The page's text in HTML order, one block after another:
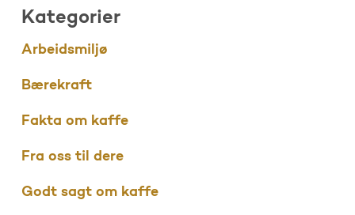
Kategorier
Arbeidsmiljø
Bærekraft
Fakta om kaffe
Fra oss til dere
Godt sagt om kaffe